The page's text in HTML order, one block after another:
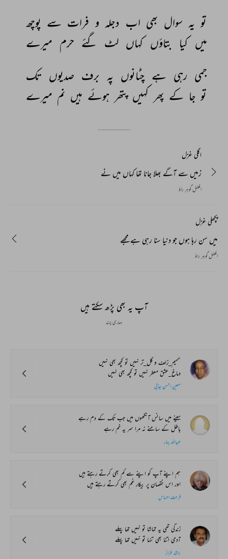
تو یہ سوال بھی اب دجلہ و فرات سے پوچھ
میں کیا بتاؤں کہاں لٹ گئے حرم میرے
جمی رہی ہے چٹانوں پہ برف صدیوں تک
تو جا کے پھر کہیں پتھر ہوئے ہیں نم میرے
اگلی غزل
زمیں سے آگے بھلا جانا تھا کہاں میں نے
افضل گوہر راؤ
پچھلی غزل
میں سن رہا ہوں جو دنیا سنا رہی ہے مجھے
افضل گوہر راؤ
آپ یہ بھی پڑھ سکتے ہیں
ہماری پسند
شمیم_زلف و گل_تر نہیں تو کچھ بھی نہیں
دماغ_عشق معطر نہیں تو کچھ بھی نہیں
معین احسن جذبی
سینے میں سانس آنکھوں میں جب تک کے دم رہے
باطل کے سامنے نہ مرا سر یہ خم رہے
عبداللہ بہار
ہم اپنے آپ کو اپنے سے کم بھی کرتے رہتے ہیں
اور اس نقصان پر بیکار غم بھی کرتے رہتے ہیں
فرحت احساس
زندگی تھی یہ تماشا تو نہیں تھا پہلے
آدمی اتنا بھی تنہا تو نہیں تھا پہلے
راشد طراز